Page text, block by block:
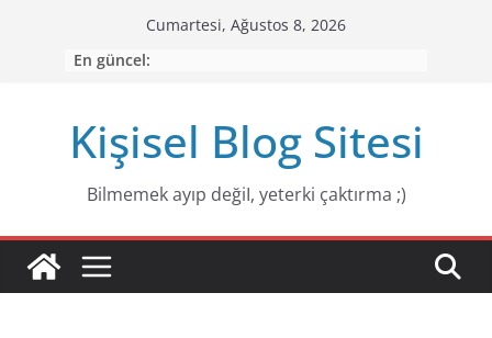
Cumartesi, Ağustos 8, 2026
En güncel:
Kişisel Blog Sitesi
Bilmemek ayıp değiI, yeterki çaktırma ;)